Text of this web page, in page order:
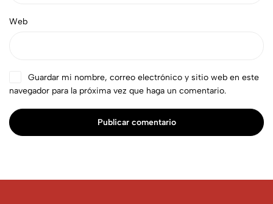
Web
Guardar mi nombre, correo electrónico y sitio web en este
navegador para la próxima vez que haga un comentario.
Publicar comentario